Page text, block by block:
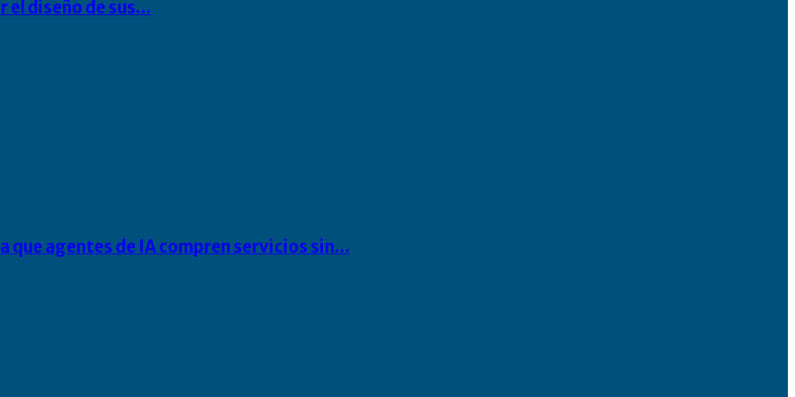
el diseño de sus…
agentes de IA compren servicios sin…